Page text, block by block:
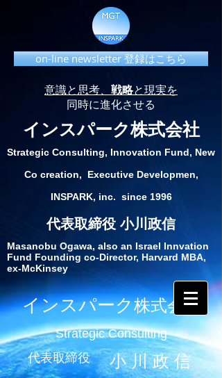
on-line newsletter 登録はこちら
意識と思考、 戦略と現実を
同時に進化させる
インスパーク株式会社
Strategic Consulting, Innovation Fund, New
Co creation, Executive Developmen,
INSPARK, inc. since 1996
代表取締役 小川政信
Masanobu Ogawa, also an Israel Innvation
Fund Founding co-Director, Harvard MBA,
ex-McKinsey
インスパーク株式会社
Strategic Consulting
代表取締役
小 川 政 信